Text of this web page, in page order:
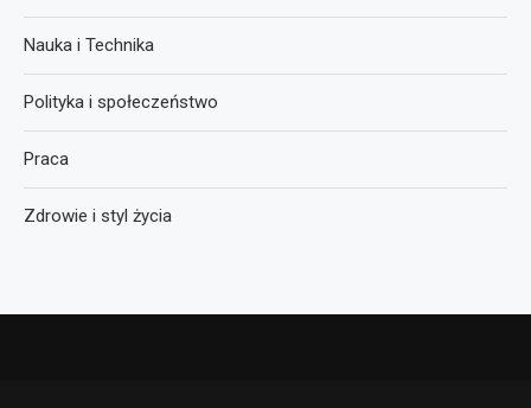
Nauka i Technika
Polityka i społeczeństwo
Praca
Zdrowie i styl życia